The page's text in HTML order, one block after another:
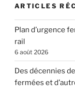
ARTICLES
Plan d’urgence
rail
6 août 2026
Des décennies
fermées et